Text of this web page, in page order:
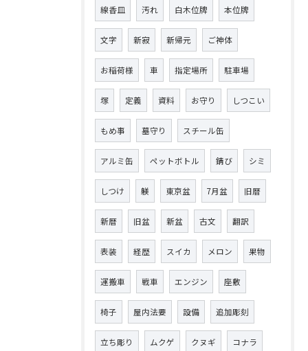
線香皿 汚れ 白木位牌 本位牌
文字 新寂 新帰元 ご神体
お稲荷様 車 指定場所 駐車場
塚 定義 資料 お守り しつこい
もめ事 墓守り スチール缶
アルミ缶 ペットボトル 錆び シミ
しつけ 躾 東京盆 7月盆 旧暦
新暦 旧盆 新盆 古文 翻訳
表装 経歴 スイカ メロン 果物
運搬車 戦車 エンジン 座敷
椅子 屋内法要 設備 追加彫刻
立ち彫り ムクゲ クヌギ コナラ